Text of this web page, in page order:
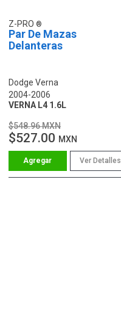
Z-PRO
Par De Mazas
Delanteras
Dodge Verna
2004-2006
VERNA L4 1.6L
$548.96 MXN
$527.00 MXN
Ver Detalles